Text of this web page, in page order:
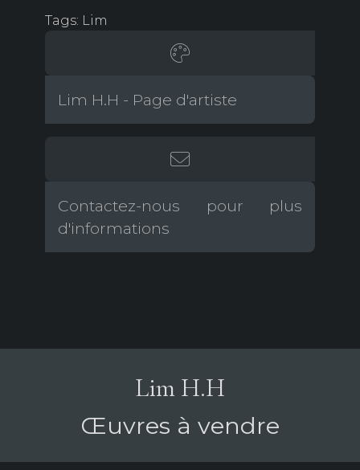
Tags: Lim
Lim H.H - Page d'artiste
Contactez-nous pour plus
d'informations
Lim H.H
Œuvres à vendre